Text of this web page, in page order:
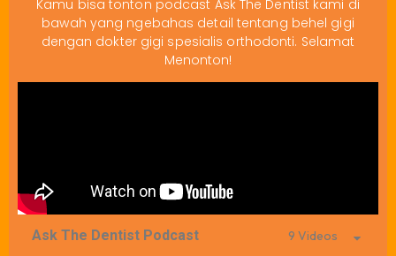
Kamu bisa tonton podcast Ask The Dentist kami di
bawah yang ngebahas detail tentang behel gigi
dengan dokter gigi spesialis orthodonti. Selamat
Menonton!
Ask The Dentist Podcast 9 Videos